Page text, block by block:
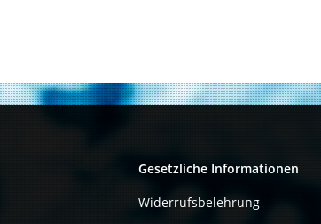
Gesetzliche Informationen
Widerrufsbelehrung